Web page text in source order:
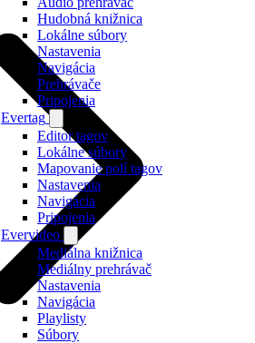
Hudobná knižnica
Lokálne súbory
Nastavenia
Navigácia
Prehrávače
Pripojenia
Evertag
Editor tagov
Lokálne súbory
Mapovanie polí tagov
Nastavenia
Navigácia
Pripojenia
Evervideo
Mediálna knižnica
Mediálny prehrávač
Nastavenia
Navigácia
Playlisty
Súbory